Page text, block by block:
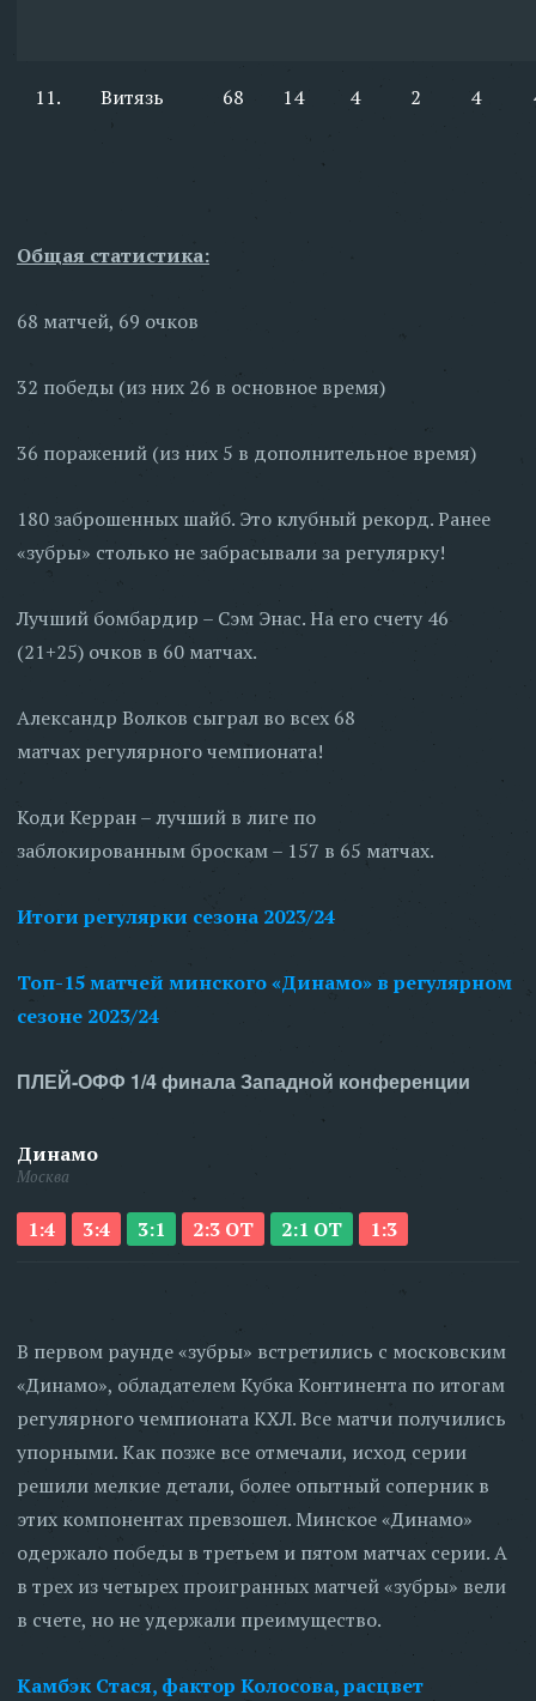
11. Витязь 68 14 4 2 4
Общая статистика:
68 матчей, 69 очков
32 победы (из них 26 в основное время)
36 поражений (из них 5 в дополнительное время)
180 заброшенных шайб. Это клубный рекорд. Ранее
«зубры» столько не забрасывали за регулярку!
Лучший бомбардир – Сэм Энас. На его счету 46
(21+25) очков в 60 матчах.
Александр Волков сыграл во всех 68
матчах регулярного чемпионата!
Коди Керран – лучший в лиге по
заблокированным броскам – 157 в 65 матчах.
Итоги регулярки сезона 2023/24
Топ-15 матчей минского «Динамо» в регулярном
сезоне 2023/24
ПЛЕЙ-ОФФ 1/4 финала Западной конференции
Динамо
Москва
1:4 3:4 3:1 2:3 ОТ 2:1 ОТ 1:3
В первом раунде «зубры» встретились с московским
«Динамо», обладателем Кубка Континента по итогам
регулярного чемпионата КХЛ. Все матчи получились
упорными. Как позже все отмечали, исход серии
решили мелкие детали, более опытный соперник в
этих компонентах превзошел. Минское «Динамо»
одержало победы в третьем и пятом матчах серии. А
в трех из четырех проигранных матчей «зубры» вели
в счете, но не удержали преимущество.
Камбэк Стася, фактор Колосова, расцвет